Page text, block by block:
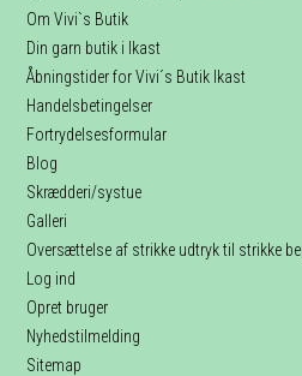
Om Vivi`s Butik
Din garn butik i Ikast
Åbningstider for Vivi´s Butik Ikast
Handelsbetingelser
Fortrydelsesformular
Blog
Skrædderi/systue
Galleri
Oversættelse af strikke udtryk til strikke
Log ind
Opret bruger
Nyhedstilmelding
Sitemap